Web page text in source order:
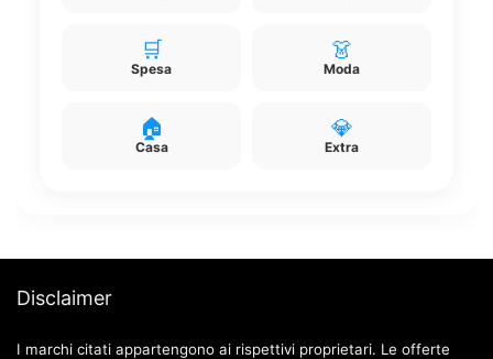
🛒
Spesa
👗
Moda
🏠
Casa
💎
Extra
Disclaimer
I marchi citati appartengono ai rispettivi proprietari. Le offerte